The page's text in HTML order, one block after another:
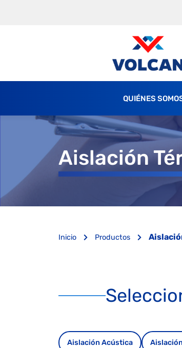
QUIÉNES
Aislación
Inicio Productos
Aislación Acústica